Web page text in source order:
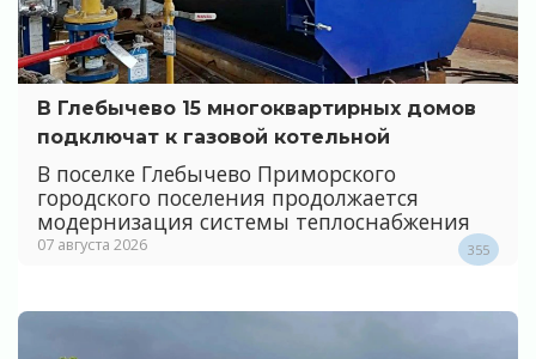
В Глебычево 15 многоквартирных домов
подключат к газовой котельной
В поселке Глебычево Приморского
городского поселения продолжается
модернизация системы теплоснабжения
07 августа 2026 355